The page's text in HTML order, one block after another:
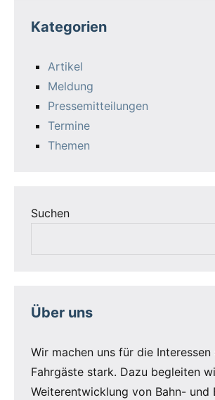
Kategorien
Artikel
Meldung
Pressemitteilungen
Termine
Themen
Suchen
Über uns
Wir machen uns für die Interessen
Fahrgäste stark. Dazu begleiten
Weiterentwicklung von Bahn- und